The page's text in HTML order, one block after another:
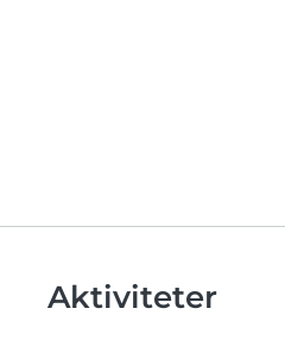
Aktiviteter